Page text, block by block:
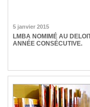
5 janvier 2015
LMBA NOMIMÉ AU
ANNÉE CONSÉCUTIVE.